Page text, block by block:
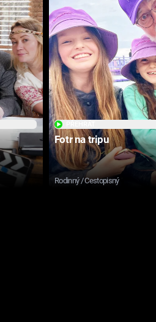
Fotr na tripu
Rodinný / Cestopisný